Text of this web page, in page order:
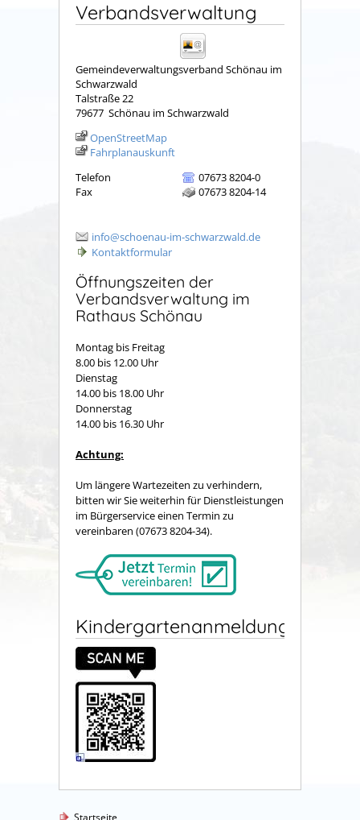
Verbandsverwaltung
Gemeindeverwaltungsverband Schönau im
Schwarzwald
Talstraße 22
79677 Schönau im Schwarzwald
OpenStreetMap
Fahrplanauskunft
Telefon
07673 8204-0
Fax
07673 8204-14
info@schoenau-im-schwarzwald.de
Kontaktformular
Öffnungszeiten der
Verbandsverwaltung im
Rathaus Schönau
Montag bis Freitag
8.00 bis 12.00 Uhr
Dienstag
14.00 bis 18.00 Uhr
Donnerstag
14.00 bis 16.30 Uhr
Achtung:
Um längere Wartezeiten zu verhindern,
bitten wir Sie weiterhin für Dienstleistungen
im Bürgerservice einen Termin zu
vereinbaren (07673 8204-34).
Kindergartenanmeldung